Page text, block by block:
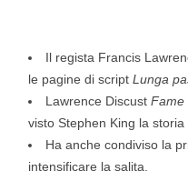
Il regista Francis
le pagine di script Lunga
Lawrence Discust Fame
visto Stephen King la storia
Ha anche condiviso la
intensificare la salita.